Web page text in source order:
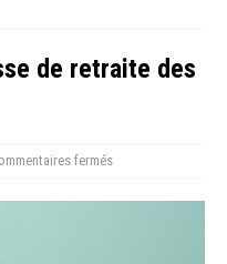
de retraite des
fermés